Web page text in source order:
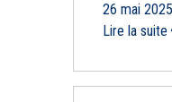
26 mai 2025
Lire la suite